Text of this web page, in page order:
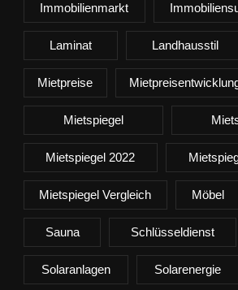
Immobilienmarkt
Laminat Landhausstil
Mietpreise
Mietspiegel
Mietspiegel 2022
Mietspiegel Vergleich Möbel
Sauna Schlüsseldienst
Solaranlagen Solarenergie